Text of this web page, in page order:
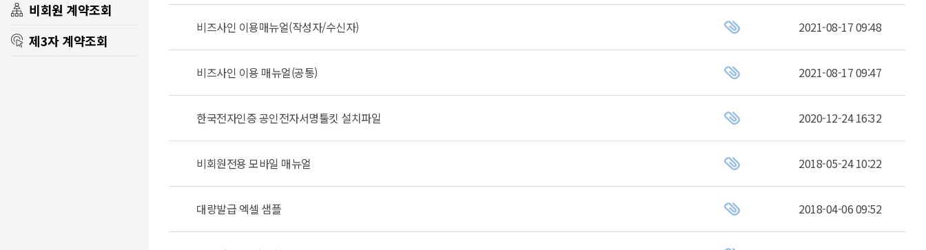
비회원 계약조회
인증번호 조회
제3자 계약조회
비즈사인 이용매뉴얼(작성자/수신자) 2021-08-17 09:48
비즈사인 이용 매뉴얼(공통) 2021-08-17 09:47
한국전자인증 공인전자서명툴킷 설치파일 2020-12-24 16:32
비회원전용 모바일 매뉴얼 2018-05-24 10:22
대량발급 엑셀 샘플 2018-04-06 09:52